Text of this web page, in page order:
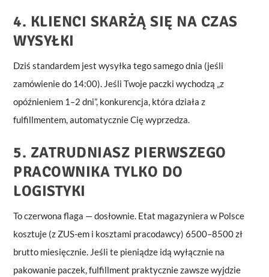
4. KLIENCI SKARŻĄ SIĘ NA CZAS
WYSYŁKI
Dziś standardem jest wysyłka tego samego dnia (jeśli
zamówienie do 14:00). Jeśli Twoje paczki wychodzą „z
opóźnieniem 1–2 dni”, konkurencja, która działa z
fulfillmentem, automatycznie Cię wyprzedza.
5. ZATRUDNIASZ PIERWSZEGO
PRACOWNIKA TYLKO DO
LOGISTYKI
To czerwona flaga — dosłownie. Etat magazyniera w Polsce
kosztuje (z ZUS-em i kosztami pracodawcy) 6500–8500 zł
brutto miesięcznie. Jeśli te pieniądze idą wyłącznie na
pakowanie paczek, fulfillment praktycznie zawsze wyjdzie